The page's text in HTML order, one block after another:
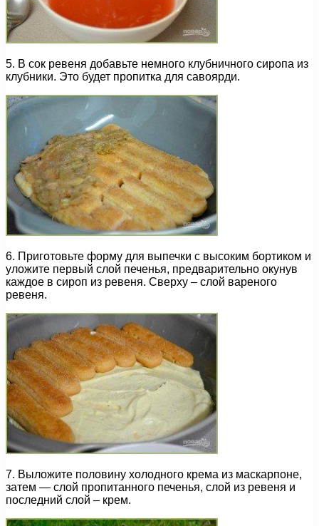
5. В сок ревеня добавьте немного клубничного сиропа из
клубники. Это будет пропитка для савоярди.
6. Приготовьте форму для выпечки с высоким бортиком и
уложите первый слой печенья, предварительно окунув
каждое в сироп из ревеня. Сверху – слой вареного
ревеня.
7. Выложите половину холодного крема из маскарпоне,
затем — слой пропитанного печенья, слой из ревеня и
последний слой – крем.